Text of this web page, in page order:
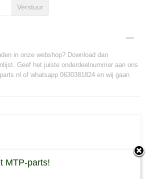
Verstuur
in onze webshop? Download dan
Geef het juiste onderdeelnummer aan ons
of whatsapp 0630381824 en wij gaan
MTP-parts!